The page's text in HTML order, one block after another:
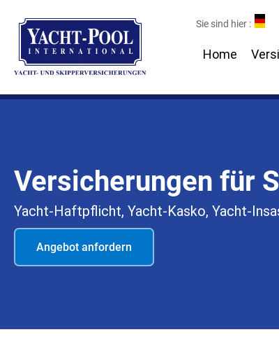
Inhalt
springen
Sie sind hier :
Home
Versicherungen für
Yacht-Haftpflicht, Yacht-Kasko, Yacht-
Angebot anfordern